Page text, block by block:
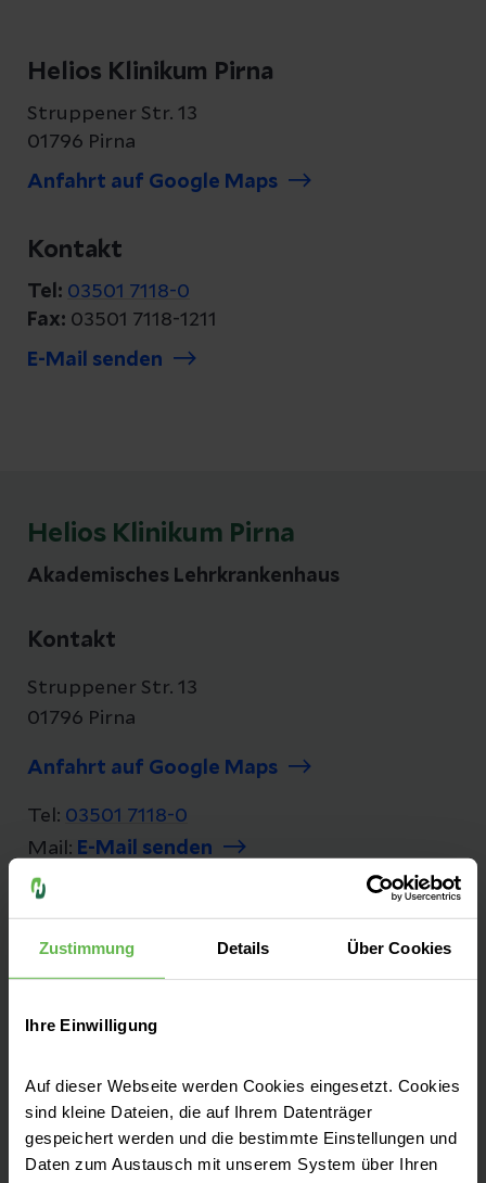
Zustimmung Details Über Cookies
Ihre Einwilligung
Auf dieser Webseite werden Cookies eingesetzt. Cookies
sind kleine Dateien, die auf Ihrem Datenträger
gespeichert werden und die bestimmte Einstellungen und
Daten zum Austausch mit unserem System über Ihren
Helios Klinikum Pirna
Struppener Str. 13
01796 Pirna
Anfahrt auf Google Maps
Kontakt
Tel: 03501 7118-0
Fax: 03501 7118-1211
E-Mail senden
Helios Klinikum Pirna
Akademisches Lehrkrankenhaus
Kontakt
Struppener Str. 13
01796 Pirna
Anfahrt auf Google Maps
Tel: 03501 7118-0
Mail: E-Mail senden
01796 Pirna
Anfahrt auf Google Maps
Tel:03501 7118-0